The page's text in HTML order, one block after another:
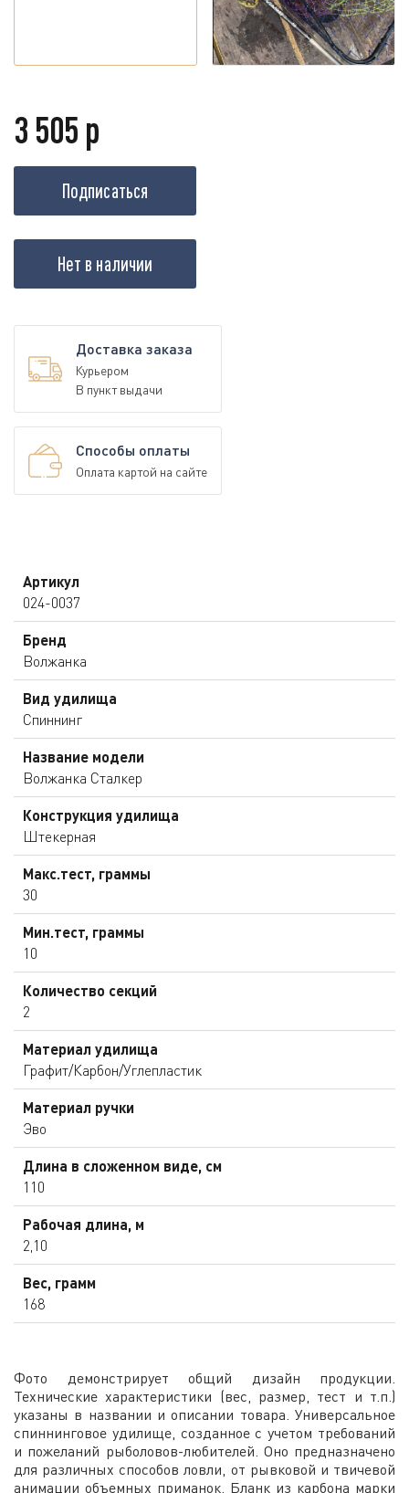
3 505 р
Подписаться
Нет в наличии
Доставка заказа
Курьером
В пункт выдачи
Способы оплаты
Оплата картой на сайте
Артикул
024-0037
Бренд
Волжанка
Вид удилища
Спиннинг
Название модели
Волжанка Сталкер
Конструкция удилища
Штекерная
Макс.тест, граммы
30
Мин.тест, граммы
10
Количество секций
2
Материал удилища
Графит/Карбон/Углепластик
Материал ручки
Эво
Длина в сложенном виде, см
110
Рабочая длина, м
2,10
Вес, грамм
168
Фото демонстрирует общий дизайн продукции.
Технические характеристики (вес, размер, тест и т.п.)
указаны в названии и описании товара. Универсальное
спиннинговое удилище, созданное с учетом требований
и пожеланий рыболовов-любителей. Оно предназначено
для различных способов ловли, от рывковой и твичевой
анимации объемных приманок. Бланк из карбона марки